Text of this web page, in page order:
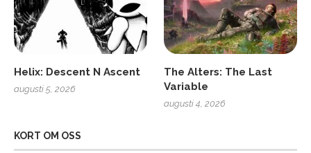
Helix: Descent N Ascent
augusti 5, 2026
The Alters: The Last
Variable
augusti 4, 2026
KORT OM OSS